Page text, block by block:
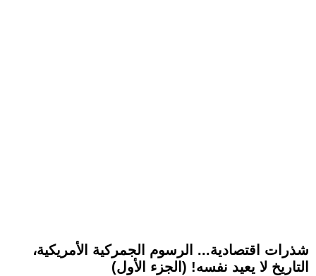
شذرات اقتصادية... الرسوم الجمركية الأمريكية،
التاريخ لا يعيد نفسه! (الجزء الأول)